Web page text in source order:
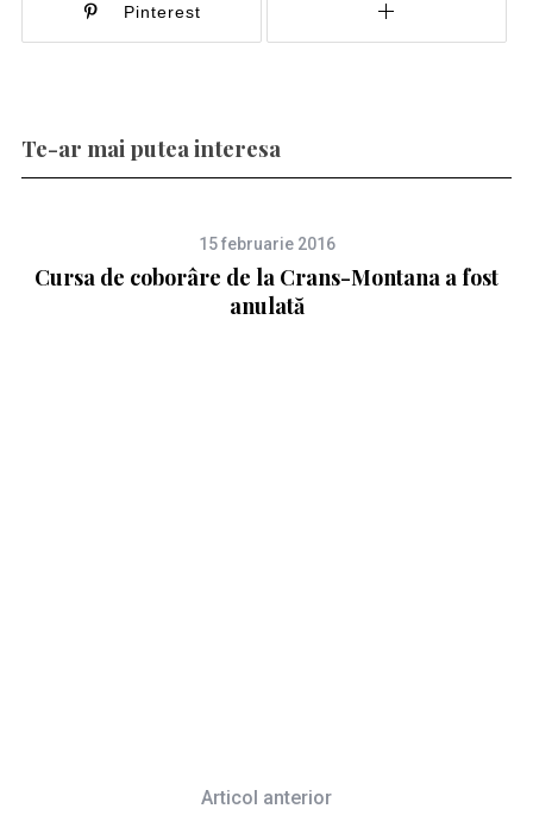
Pinterest
Te-ar mai putea interesa
15 februarie 2016
Cursa de coborâre de la Crans-Montana a fost
anulată
Articol anterior